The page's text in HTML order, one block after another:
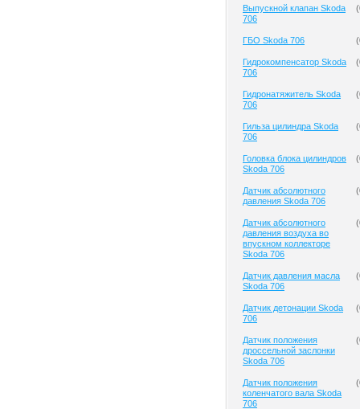
Выпускной клапан Skoda
706
(
ГБО Skoda 706 (
Гидрокомпенсатор Skoda
706
(
Гидронатяжитель Skoda
706
(
Гильза цилиндра Skoda
706
(
Головка блока цилиндров
Skoda 706
(
Датчик абсолютного
давления Skoda 706
(
Датчик абсолютного
давления воздуха во
впускном коллекторе
Skoda 706
(
Датчик давления масла
Skoda 706
(
Датчик детонации Skoda
706
(
Датчик положения
дроссельной заслонки
Skoda 706
(
Датчик положения
коленчатого вала Skoda
706
(